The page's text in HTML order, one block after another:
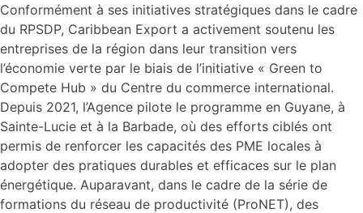
Conformément à ses initiatives stratégiques dans le cadre
du RPSDP, Caribbean Export a activement soutenu les
entreprises de la région dans leur transition vers
l’économie verte par le biais de l’initiative « Green to
Compete Hub » du Centre du commerce international.
Depuis 2021, l’Agence pilote le programme en Guyane, à
Sainte-Lucie et à la Barbade, où des efforts ciblés ont
permis de renforcer les capacités des PME locales à
adopter des pratiques durables et efficaces sur le plan
énergétique. Auparavant, dans le cadre de la série de
formations du réseau de productivité (ProNET), des